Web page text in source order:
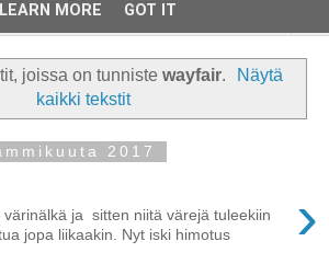
joissa on tunniste wayfair.
Näytä
kaikki tekstit
2017
›
ja sitten niitä värejä tuleekiin
jopa liikaakin. Nyt iski himotus
LEARN MORE GOT IT